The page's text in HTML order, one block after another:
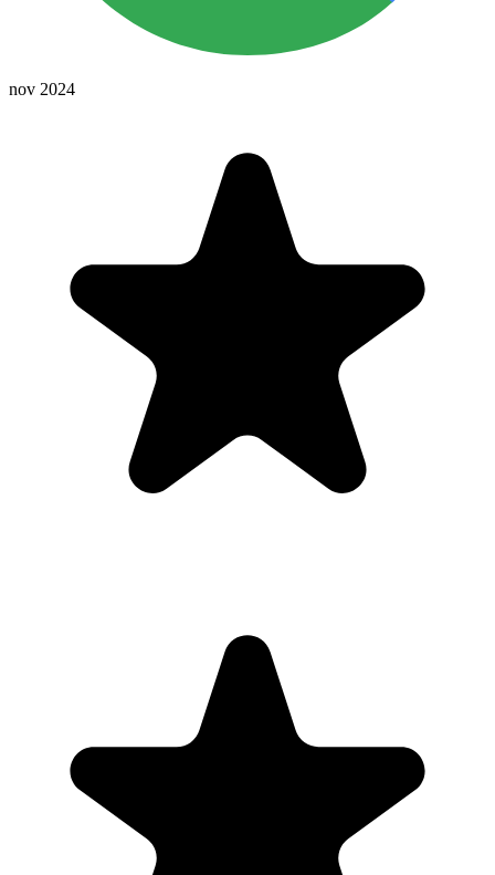
nov 2024